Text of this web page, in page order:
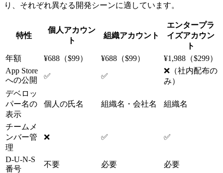
り、それぞれ異なる開発シーンに適しています。
特性
個人アカウン
ト
組織アカウント
エンタープラ
イズアカウン
ト
年額
¥688（$99） ¥688（$99）
¥1,988（$299）
App Store
への公開
✅ ✅
❌（社内配布の
み）
デベロッ
パー名の
表示
個人の氏名 組織名・会社名 組織名
チームメ
ンバー管
理
❌ ✅ ✅
D-U-N-S
番号
不要 必要 必要